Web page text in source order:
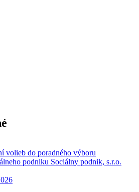
volieb do poradného výboru
podniku Sociálny podnik, s.r.o.